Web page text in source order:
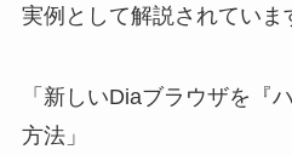
実例として解説されていま
「新しいDiaブラウザを『
方法」